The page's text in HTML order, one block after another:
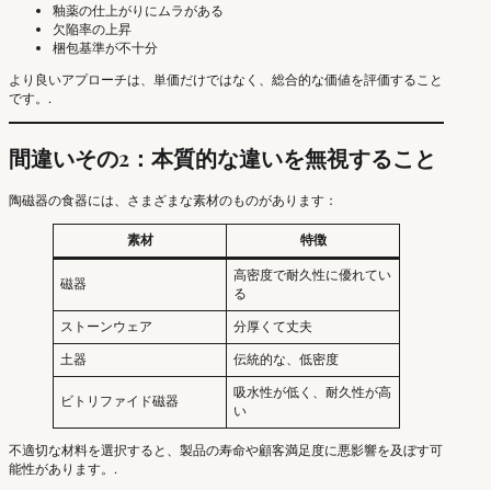
釉薬の仕上がりにムラがある
欠陥率の上昇
梱包基準が不十分
より良いアプローチは、単価だけではなく、総合的な価値を評価すること
です。.
間違いその2：本質的な違いを無視すること
陶磁器の食器には、さまざまな素材のものがあります：
素材 特徴
磁器
高密度で耐久性に優れてい
る
ストーンウェア
分厚くて丈夫
土器
伝統的な、低密度
ビトリファイド磁器
吸水性が低く、耐久性が高
い
不適切な材料を選択すると、製品の寿命や顧客満足度に悪影響を及ぼす可
能性があります。.